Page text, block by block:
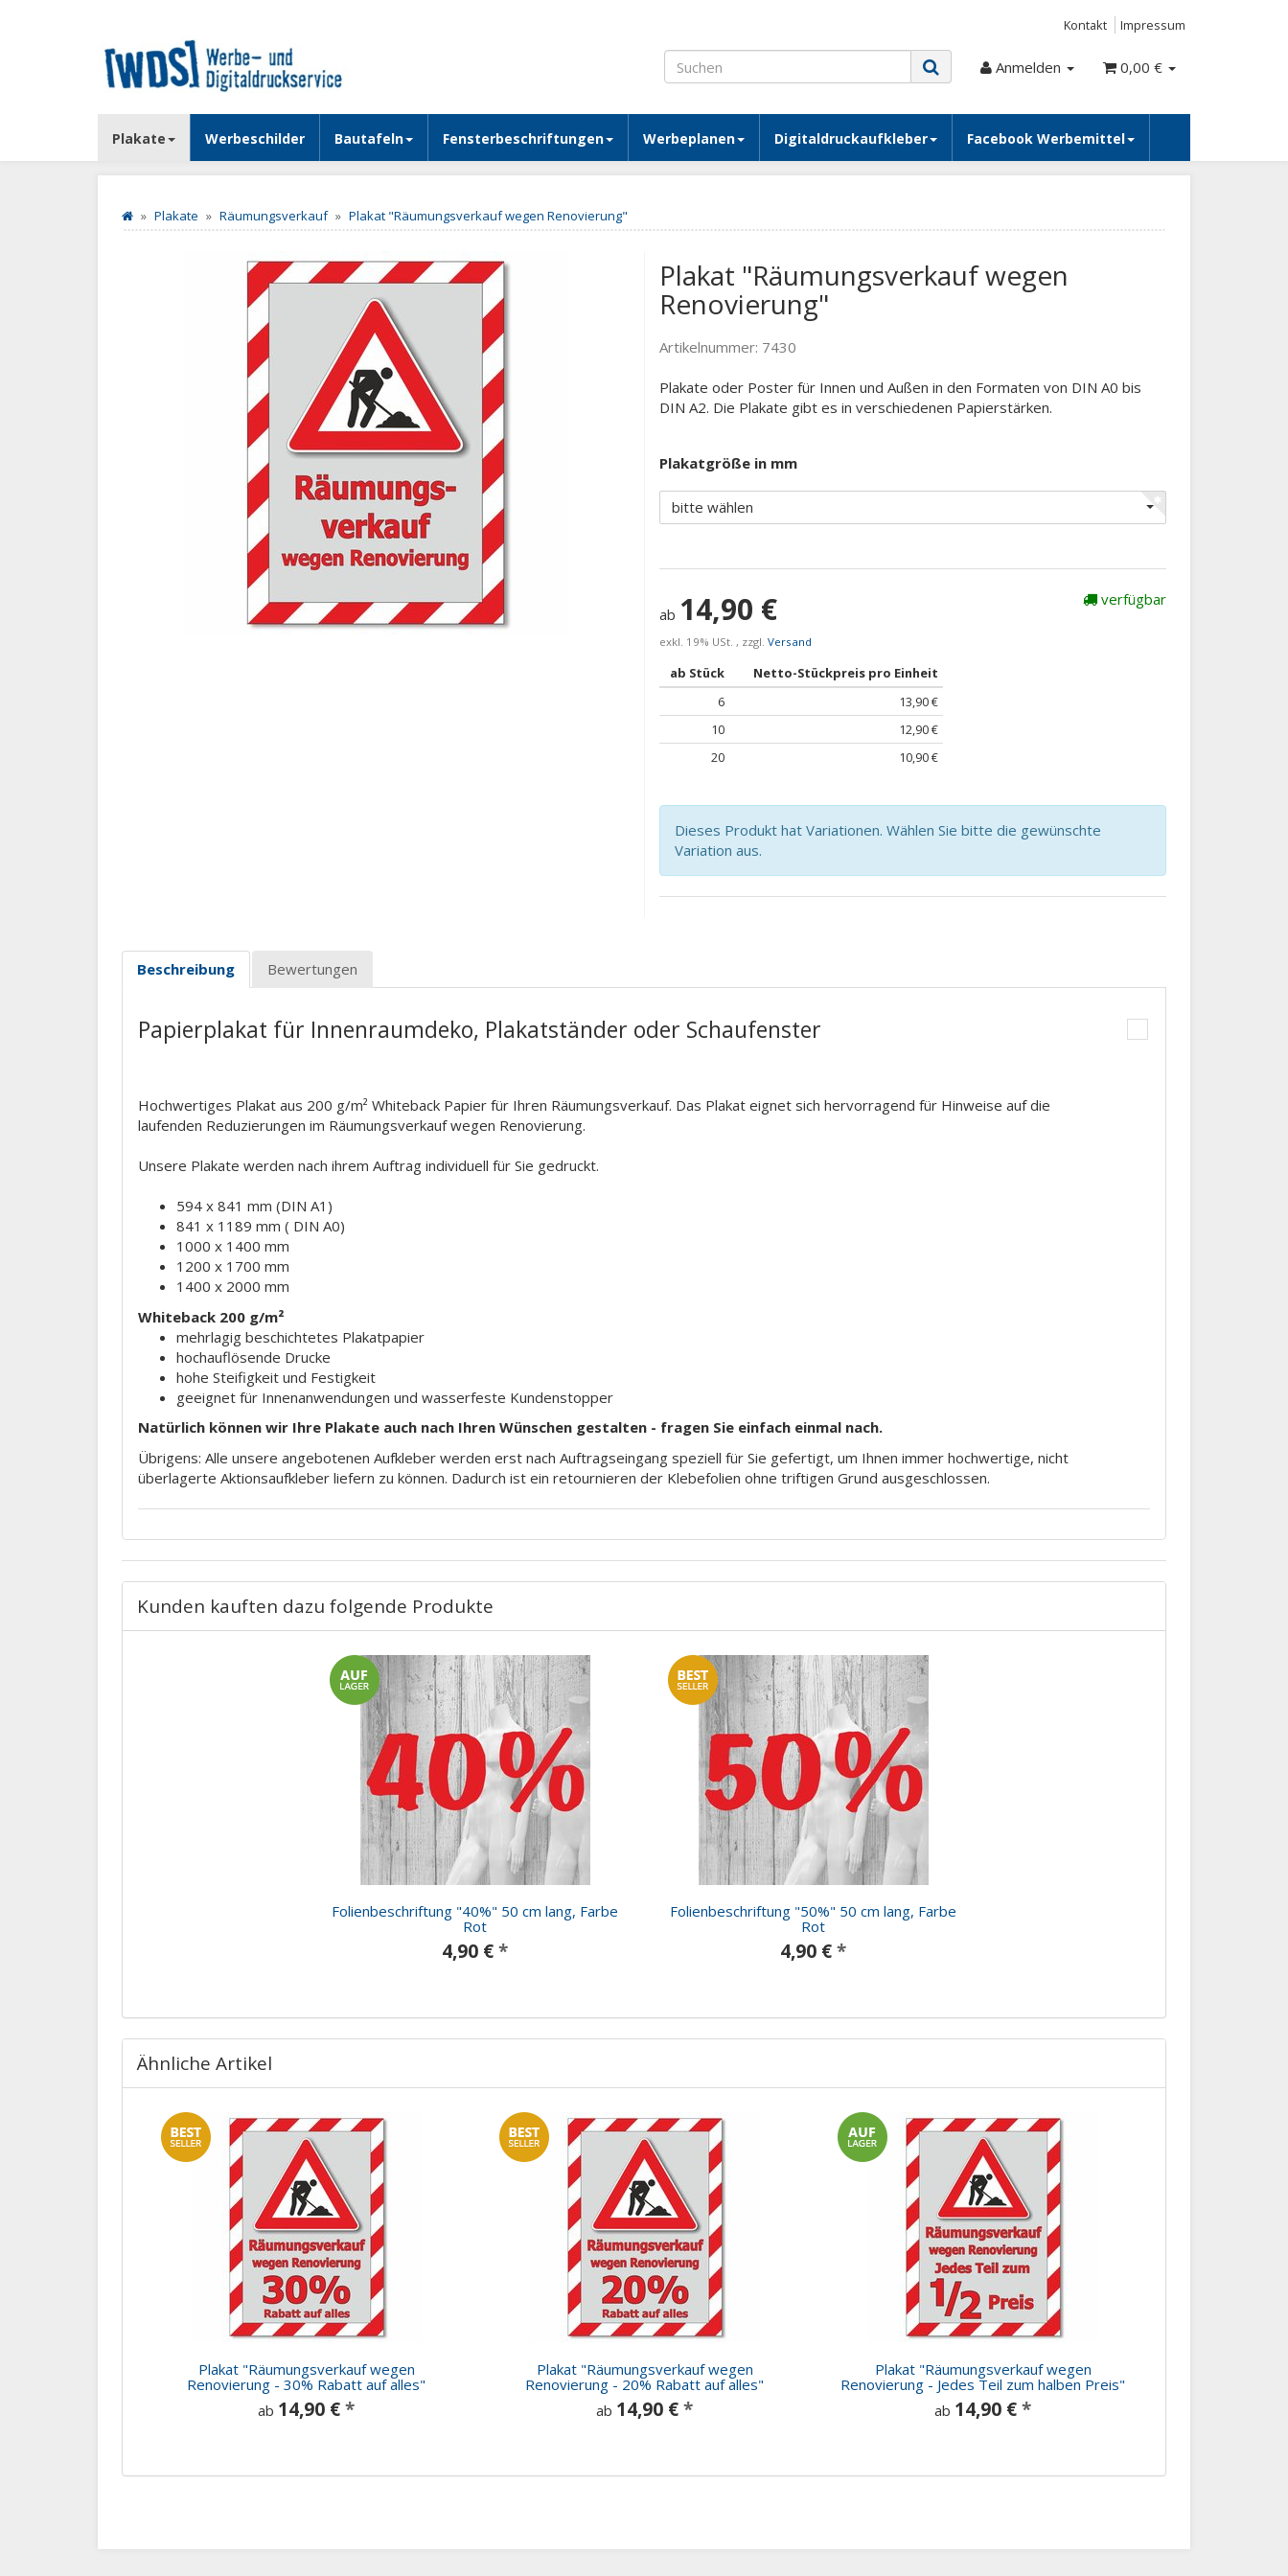
Kontakt Impressum
Anmelden 0,00 €
Plakate Werbeschilder Bautafeln Fensterbeschriftungen Werbeplanen Digitaldruckaufkleber Facebook Werbemittel
Plakate Räumungsverkauf Plakat "Räumungsverkauf wegen Renovierung"
Plakat "Räumungsverkauf wegen
Renovierung"
Artikelnummer: 7430
Plakate oder Poster für Innen und Außen in den Formaten von DIN A0 bis
DIN A2. Die Plakate gibt es in verschiedenen Papierstärken.
Plakatgröße in mm
bitte wählen
ab 14,90 €
exkl. 19% USt. , zzgl. Versand
ab Stück
Netto-Stückpreis pro Einheit
6
13,90 €
10
12,90 €
20
10,90 €
verfügbar
Dieses Produkt hat Variationen. Wählen Sie bitte die gewünschte
Variation aus.
Beschreibung Bewertungen
Papierplakat für Innenraumdeko, Plakatständer oder Schaufenster
Hochwertiges Plakat aus 200 g/m² Whiteback Papier für Ihren Räumungsverkauf. Das Plakat eignet sich hervorragend für Hinweise auf die
laufenden Reduzierungen im Räumungsverkauf wegen Renovierung.
Unsere Plakate werden nach ihrem Auftrag individuell für Sie gedruckt.
594 x 841 mm (DIN A1)
841 x 1189 mm ( DIN A0)
1000 x 1400 mm
1200 x 1700 mm
1400 x 2000 mm
Whiteback 200 g/m²
mehrlagig beschichtetes Plakatpapier
hochauflösende Drucke
hohe Steifigkeit und Festigkeit
geeignet für Innenanwendungen und wasserfeste Kundenstopper
Natürlich können wir Ihre Plakate auch nach Ihren Wünschen gestalten - fragen Sie einfach einmal nach.
Übrigens: Alle unsere angebotenen Aufkleber werden erst nach Auftragseingang speziell für Sie gefertigt, um Ihnen immer hochwertige, nicht
überlagerte Aktionsaufkleber liefern zu können. Dadurch ist ein retournieren der Klebefolien ohne triftigen Grund ausgeschlossen.
Kunden kauften dazu folgende Produkte
Folienbeschriftung "40%" 50 cm lang, Farbe
Rot
4,90 €*
Folienbeschriftung "50%" 50 cm lang, Farbe
Rot
4,90 €*
Ähnliche Artikel
Plakat "Räumungsverkauf wegen
Renovierung - 30% Rabatt auf alles"
ab 14,90 €*
Plakat "Räumungsverkauf wegen
Renovierung - 20% Rabatt auf alles"
ab 14,90 €*
Plakat "Räumungsverkauf wegen
Renovierung - Jedes Teil zum halben Preis"
ab 14,90 €*